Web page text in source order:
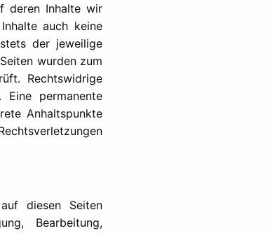
deren Inhalte wir
auch keine
der jeweilige
wurden zum
Rechtswidrige
permanente
Anhaltspunkte
diesen Seiten
Bearbeitung,